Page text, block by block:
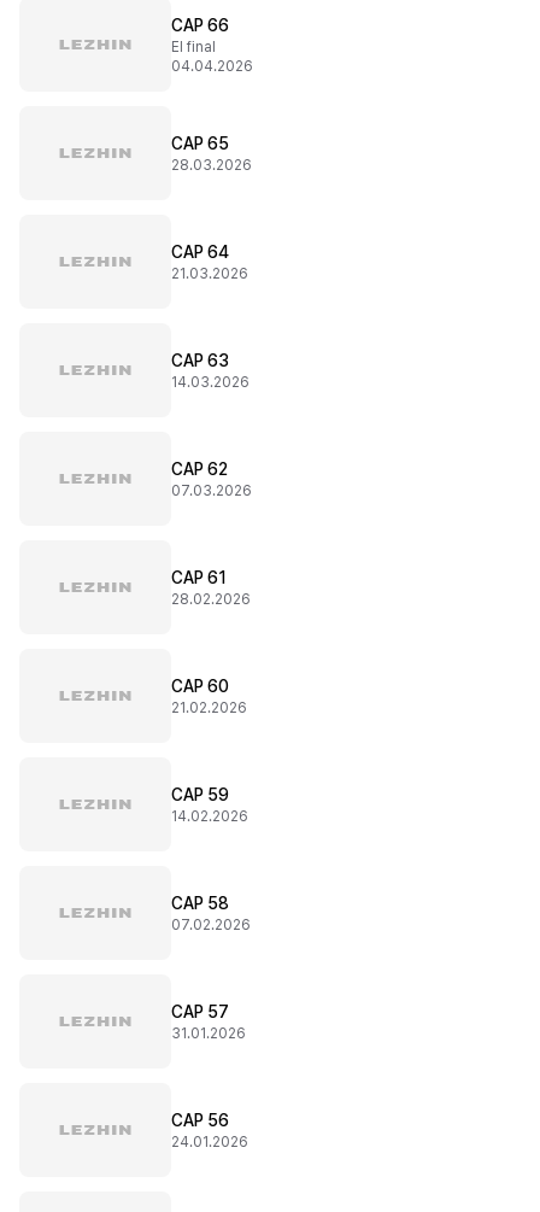
CAP 66
El final
04.04.2026
CAP 65
28.03.2026
CAP 64
21.03.2026
CAP 63
14.03.2026
CAP 62
07.03.2026
CAP 61
28.02.2026
CAP 60
21.02.2026
CAP 59
14.02.2026
CAP 58
07.02.2026
CAP 57
31.01.2026
CAP 56
24.01.2026